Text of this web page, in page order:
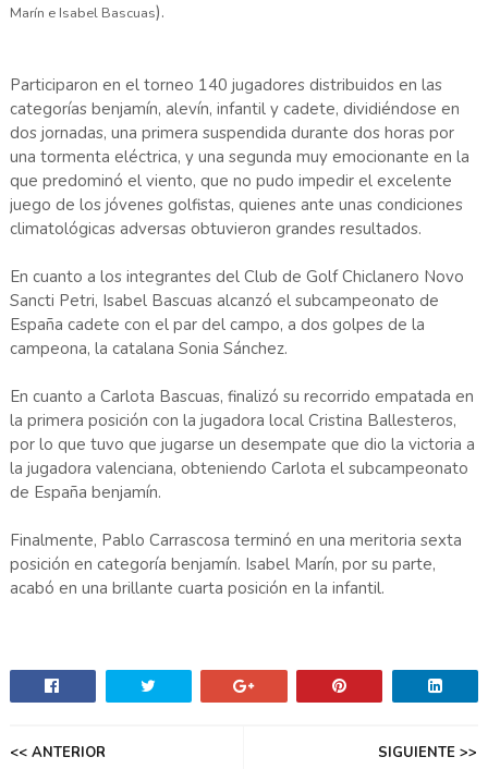
Marín e Isabel Bascuas).
Participaron en el torneo 140 jugadores distribuidos en las
categorías benjamín, alevín, infantil y cadete, dividiéndose en
dos jornadas, una primera suspendida durante dos horas por
una tormenta eléctrica, y una segunda muy emocionante en la
que predominó el viento, que no pudo impedir el excelente
juego de los jóvenes golfistas, quienes ante unas condiciones
climatológicas adversas obtuvieron grandes resultados.
En cuanto a los integrantes del Club de Golf Chiclanero Novo
Sancti Petri, Isabel Bascuas alcanzó el subcampeonato de
España cadete con el par del campo, a dos golpes de la
campeona, la catalana Sonia Sánchez.
En cuanto a Carlota Bascuas, finalizó su recorrido empatada en
la primera posición con la jugadora local Cristina Ballesteros,
por lo que tuvo que jugarse un desempate que dio la victoria a
la jugadora valenciana, obteniendo Carlota el subcampeonato
de España benjamín.
Finalmente, Pablo Carrascosa terminó en una meritoria sexta
posición en categoría benjamín. Isabel Marín, por su parte,
acabó en una brillante cuarta posición en la infantil.
SIGUIENTE >>
<< ANTERIOR